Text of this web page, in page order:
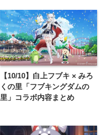
【10/10】白上フブキ × みろ
くの里「フブキングダムの
里」コラボ内容まとめ